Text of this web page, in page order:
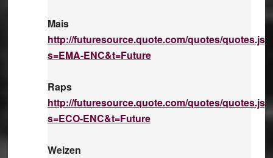
Mais
http://futuresource.quote.com/quotes/
s=EMA-ENC&t=Future
Raps
http://futuresource.quote.com/quotes/
s=ECO-ENC&t=Future
Weizen